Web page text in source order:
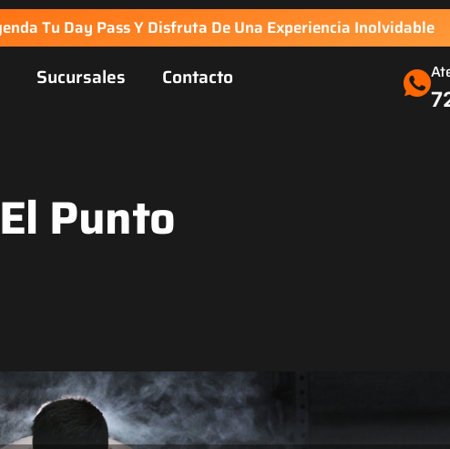
Tu Day Pass Y Disfruta De Una Experiencia Inolvidable
Sucursales Contacto
Punto